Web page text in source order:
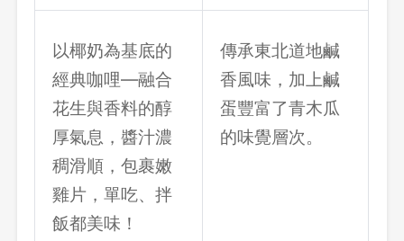
以椰奶為基底的
經典咖哩—融合
花生與香料的醇
厚氣息，醬汁濃
稠滑順，包裹嫩
雞片，單吃、拌
飯都美味！
傳承東北道地鹹
香風味，加上鹹
蛋豐富了青木瓜
的味覺層次。